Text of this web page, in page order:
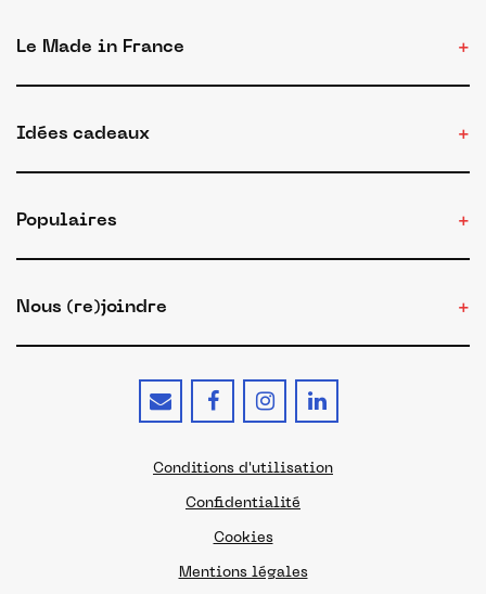
Le Made in France
Idées cadeaux
Populaires
Nous (re)joindre
Conditions d'utilisation
Confidentialité
Cookies
Mentions légales